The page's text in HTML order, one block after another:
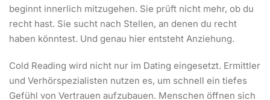
beginnt innerlich mitzugehen. Sie prüft nicht mehr, ob du
recht hast. Sie sucht nach Stellen, an denen du recht
haben könntest. Und genau hier entsteht Anziehung.
Cold Reading wird nicht nur im Dating eingesetzt. Ermittler
und Verhörspezialisten nutzen es, um schnell ein tiefes
Gefühl von Vertrauen aufzubauen. Menschen öffnen sich